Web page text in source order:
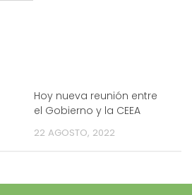
Hoy nueva reunión entre
el Gobierno y la CEEA
22 AGOSTO, 2022